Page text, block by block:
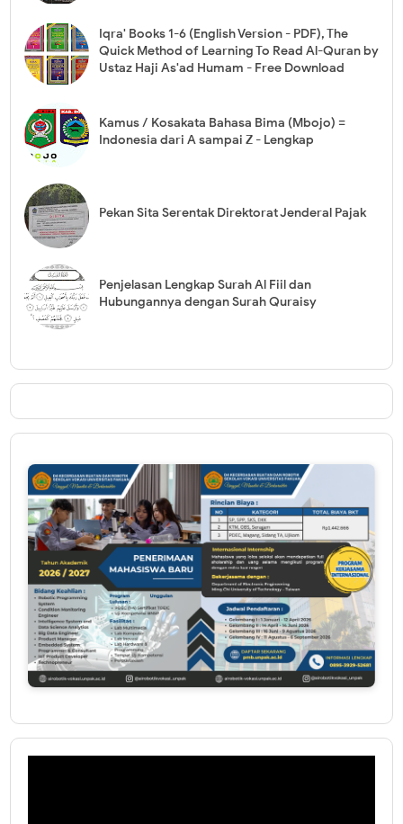
Iqra' Books 1-6 (English Version - PDF), The
Quick Method of Learning To Read Al-Quran by
Ustaz Haji As'ad Humam - Free Download
Kamus / Kosakata Bahasa Bima (Mbojo) =
Indonesia dari A sampai Z - Lengkap
Pekan Sita Serentak Direktorat Jenderal Pajak
Penjelasan Lengkap Surah Al Fiil dan
Hubungannya dengan Surah Quraisy